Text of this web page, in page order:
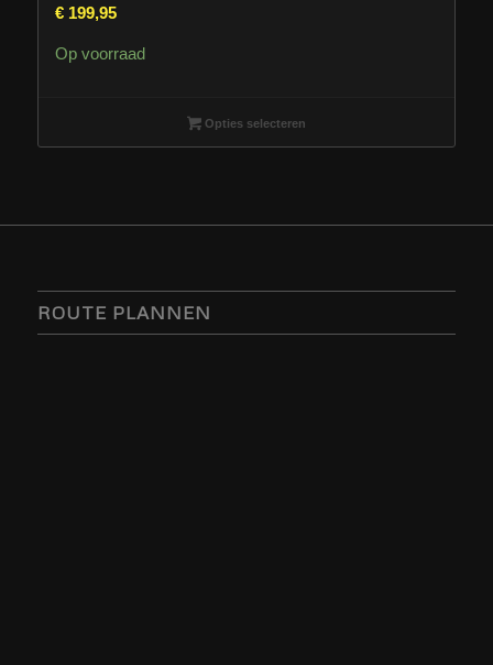
€199,95
Op voorraad
Opties selecteren
ROUTE PLANNEN